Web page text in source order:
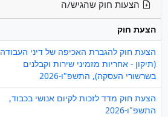
הצעות חוק שהגיש/ה
הצעת חוק
הצעת חוק להגברת האכיפה של דיני העבודה
(תיקון - אחריות מזמיני שירות וקבלנים
בשרשורי העסקה), התשפ"ו-2026
הצעת חוק מדד לזכות לקיום אנושי בכבוד,
התשפ"ו-2026